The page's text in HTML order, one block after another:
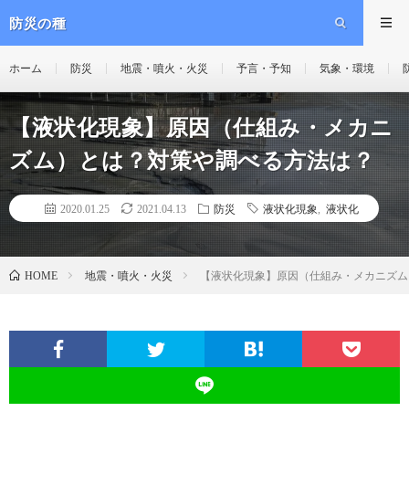
防災の種
ホーム 防災 地震・噴火・火災 予言・予知 気象・環境
【液状化現象】原因（仕組み・メカニ
ズム）とは？対策や調べる方法は？
2020.01.25 2021.04.13 防災 液状化現象 液状化
HOME 地震・噴火・火災 【液状化現象】原因（仕組み・メカニズ